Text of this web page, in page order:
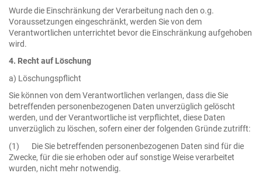
Wurde die Einschränkung der Verarbeitung nach den o.g.
Voraussetzungen eingeschränkt, werden Sie von dem
Verantwortlichen unterrichtet bevor die Einschränkung aufgehoben
wird.
4. Recht auf Löschung
a) Löschungspflicht
Sie können von dem Verantwortlichen verlangen, dass die Sie
betreffenden personenbezogenen Daten unverzüglich gelöscht
werden, und der Verantwortliche ist verpflichtet, diese Daten
unverzüglich zu löschen, sofern einer der folgenden Gründe zutrifft:
(1) Die Sie betreffenden personenbezogenen Daten sind für die
Zwecke, für die sie erhoben oder auf sonstige Weise verarbeitet
wurden, nicht mehr notwendig.